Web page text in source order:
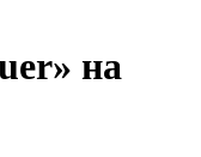
на